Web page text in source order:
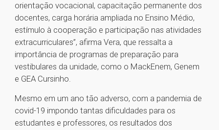
orientação vocacional, capacitação permanente dos
docentes, carga horária ampliada no Ensino Médio,
estímulo à cooperação e participação nas atividades
extracurriculares”, afirma Vera, que ressalta a
importância de programas de preparação para
vestibulares da unidade, como o MackEnem, Genem
e GEA Cursinho.
Mesmo em um ano tão adverso, com a pandemia de
covid-19 impondo tantas dificuldades para os
estudantes e professores, os resultados dos